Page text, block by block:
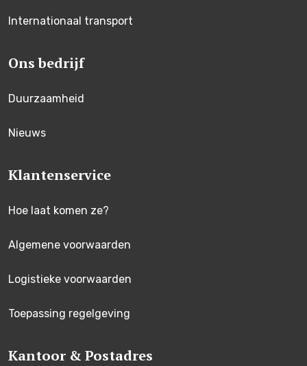
Internationaal transport
Ons bedrijf
Duurzaamheid
Nieuws
Klantenservice
Hoe laat komen ze?
Algemene voorwaarden
Logistieke voorwaarden
Toepassing regelgeving
Kantoor & Postadres